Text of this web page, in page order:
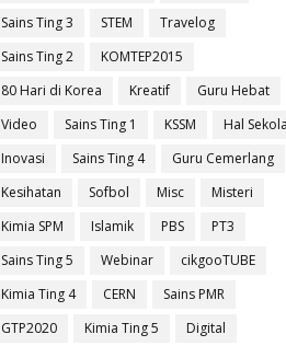
Sains Ting 3
STEM
Travelog
Sains Ting 2
KOMTEP2015
80 Hari di Korea
Kreatif
Guru Hebat
Video
Sains Ting 1 KSSM
Hal
Inovasi
Sains Ting 4
Guru Cemerlang
Kesihatan
Sofbol Misc
Misteri
Kimia SPM
Islamik PBS
PT3
Sains Ting 5
Webinar
cikgooTUBE
Kimia Ting 4
CERN
Sains PMR
GTP2020
Kimia Ting 5
Digital